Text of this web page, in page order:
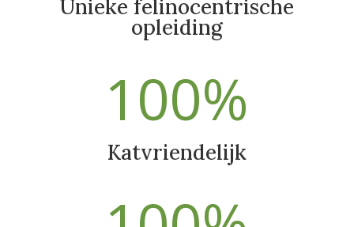
Unieke felinocentrische
opleiding
100%
Katvriendelijk